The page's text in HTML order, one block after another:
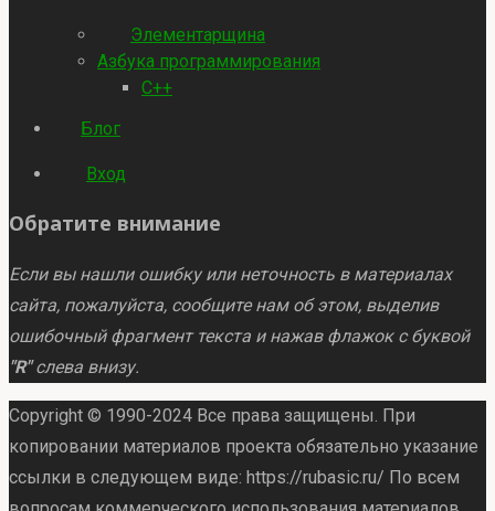
Элементарщина
Азбука программирования
C++
Блог
Вход
Обратите внимание
Если вы нашли ошибку или неточность в материалах
сайта, пожалуйста, сообщите нам об этом, выделив
ошибочный фрагмент текста и нажав флажок с буквой
"R"слева внизу.
Copyright © 1990-2024 Все права защищены. При
копировании материалов проекта обязательно указание
ссылки в следующем виде: https://rubasic.ru/ По всем